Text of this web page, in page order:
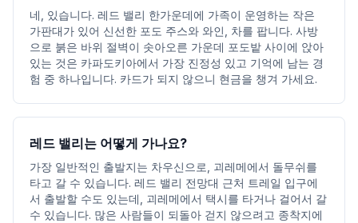
네, 있습니다. 레드 밸리 한가운데에 가족이 운영하는 작은
가판대가 있어 신선한 포도 주스와 와인, 차를 팝니다. 사방
으로 붉은 바위 절벽이 솟아오른 가운데 포도밭 사이에 앉아
있는 것은 카파도키아에서 가장 진정성 있고 기억에 남는 경
험 중 하나입니다. 카드가 되지 않으니 현금을 챙겨 가세요.
레드 밸리는 어떻게 가나요?
가장 일반적인 출발지는 차우신으로, 괴레메에서 돌무쉬를
타고 갈 수 있습니다. 레드 밸리 전망대 근처 트레일 입구에
서 출발할 수도 있는데, 괴레메에서 택시를 타거나 걸어서 갈
수 있습니다. 많은 사람들이 되돌아 걷지 않으려고 종착지에